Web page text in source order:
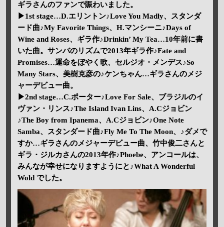
ギラさんのファンで賑わいました。
▶1st stage…D.エリントン♪Love You Madly、スタンダ
ード曲♪My Favorite Things、H.マンシーニ♪Days of
Wine and Roses、ギラ作♪Drinkin’ My Tea…10年前に書
いた曲。サンバのリズムで2013年ギラ作♪Fate and
Promises…運命をぼやく歌、セルジオ・メンデス♪So
Many Stars、美樹克彦の♪ケンちゃん…ギラさんのメジ
ャーデビュー曲。
▶2nd stage…C.ポーター♪Love For Sale、ブラジルのイ
ヴァン・リンス♪The Island Ivan Lins、A.Cジョビン
♪The Boy from Ipanema、A.Cジョビン♪One Note
Samba、スタンダード曲♪Fly Me To The Moon、♪ダメで
すか…ギラさんのメジャーデビュー曲、竹中俊二さんと
ギラ・ジルカさんの2013年作♪Phoebe、アンコールは、
みんなが幸せになりますようにと♪What A Wonderful
Wold でした。